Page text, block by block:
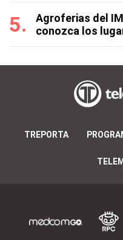
Agroferias del
conozca los
TREPORTA